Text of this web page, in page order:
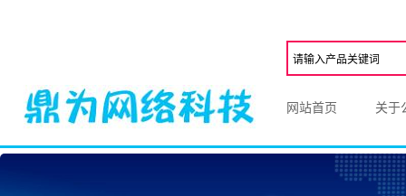
网站首页 关于